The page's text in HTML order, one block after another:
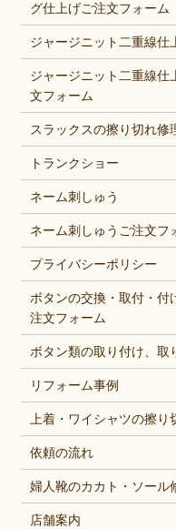
グ仕上げご注文フォーム
ジャージニット二重線仕
ジャージニット二重線仕
文フォーム
スラックスの擦り切れ修
トランクショー
ネーム刺しゅう
ネーム刺しゅうご注文フ
プライバシーポリシー
ボタンの交換・取付・付
注文フォーム
ボタン類の取り付け、取
リフォーム事例
上着・ワイシャツの擦り
依頼の流れ
婦人靴のカカト・ソール
店舗案内